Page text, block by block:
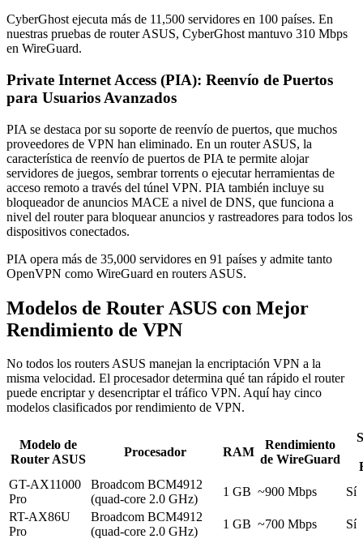
CyberGhost ejecuta más de 11,500 servidores en 100 países. En
nuestras pruebas de router ASUS, CyberGhost mantuvo 310 Mbps
en WireGuard.
Private Internet Access (PIA): Reenvío de Puertos
para Usuarios Avanzados
PIA se destaca por su soporte de reenvío de puertos, que muchos
proveedores de VPN han eliminado. En un router ASUS, la
característica de reenvío de puertos de PIA te permite alojar
servidores de juegos, sembrar torrents o ejecutar herramientas de
acceso remoto a través del túnel VPN. PIA también incluye su
bloqueador de anuncios MACE a nivel de DNS, que funciona a
nivel del router para bloquear anuncios y rastreadores para todos los
dispositivos conectados.
PIA opera más de 35,000 servidores en 91 países y admite tanto
OpenVPN como WireGuard en routers ASUS.
Modelos de Router ASUS con Mejor
Rendimiento de VPN
No todos los routers ASUS manejan la encriptación VPN a la
misma velocidad. El procesador determina qué tan rápido el router
puede encriptar y desencriptar el tráfico VPN. Aquí hay cinco
modelos clasificados por rendimiento de VPN.
Modelo de
Router ASUS
Procesador RAM
Rendimiento
de WireGuard
GT-AX11000
Pro
Broadcom BCM4912
(quad-core 2.0 GHz)
1 GB ~900 Mbps
Sí
RT-AX86U
Pro
Broadcom BCM4912
(quad-core 2.0 GHz)
1 GB ~700 Mbps
Sí